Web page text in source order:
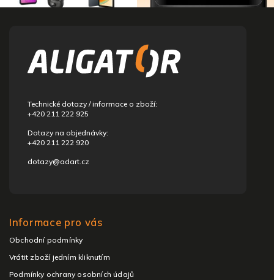
Technické dotazy / informace o zboží:
+420 211 222 925
Dotazy na objednávky:
+420 211 222 920
dotazy@adart.cz
Informace pro vás
Obchodní podmínky
Vrátit zboží jedním kliknutím
Podmínky ochrany osobních údajů